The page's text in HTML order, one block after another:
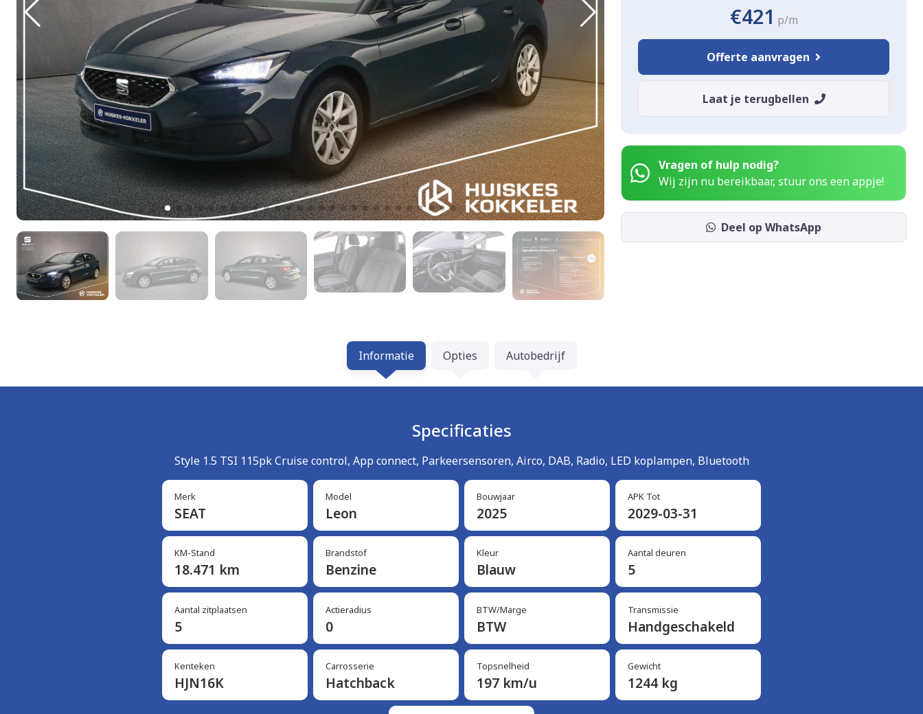
€421 p/m
Offerte aanvragen
Laat je terugbellen
Vragen of hulp nodig?
Wij zijn nu bereikbaar, stuur ons een appje!
Deel op WhatsApp
Informatie Opties Autobedrijf
Specificaties
Style 1.5 TSI 115pk Cruise control, App connect, Parkeersensoren, Airco, DAB, Radio, LED koplampen, Bluetooth
Merk
SEAT
Model
Leon
Bouwjaar
2025
APK Tot
2029-03-31
KM-Stand
18.471 km
Brandstof
Benzine
Kleur
Blauw
Aantal deuren
5
Aantal zitplaatsen
5
Actieradius
0
BTW/Marge
BTW
Transmissie
Handgeschakeld
Kenteken
HJN16K
Carrosserie
Hatchback
Topsnelheid
197 km/u
Gewicht
1244 kg